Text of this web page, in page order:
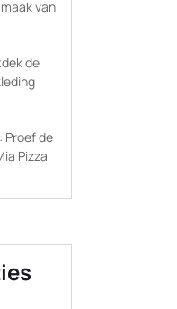
van
de
Proef de
Pizza